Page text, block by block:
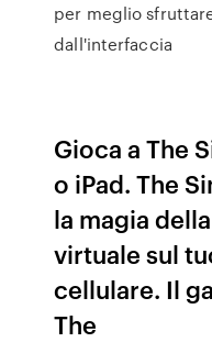
per meglio
dall'interfaccia
Gioca a The
o iPad. The
la magia
virtuale sul
cellulare. Il
The